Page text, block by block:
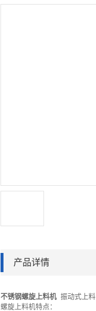
产品详情
不锈钢螺旋上料机振动式上料
螺旋上料机特点：